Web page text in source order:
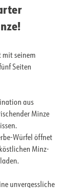
mit seinem
Seiten
aus
Minze
Würfel öffnet
Minz-
unvergessliche